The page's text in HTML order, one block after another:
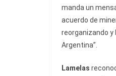
manda un
acuerdo de
reorganizando
Argentina”.
Lamelas